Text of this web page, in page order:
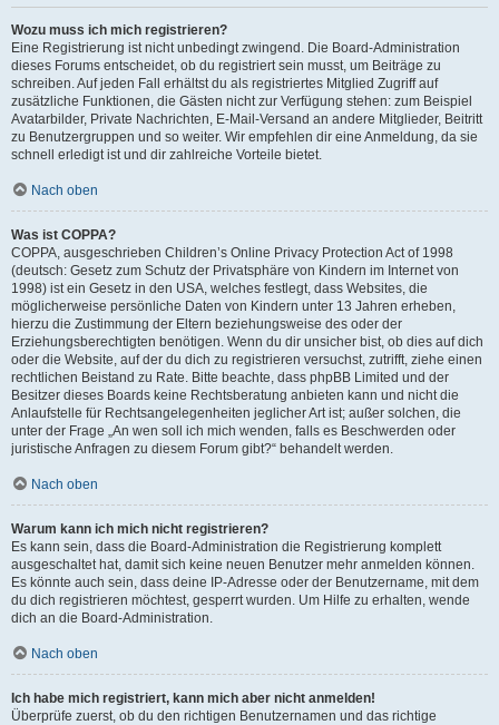
Wozu muss ich mich registrieren?
Eine Registrierung ist nicht unbedingt zwingend. Die Board-Administration
dieses Forums entscheidet, ob du registriert sein musst, um Beiträge zu
schreiben. Auf jeden Fall erhältst du als registriertes Mitglied Zugriff auf
zusätzliche Funktionen, die Gästen nicht zur Verfügung stehen: zum Beispiel
Avatarbilder, Private Nachrichten, E-Mail-Versand an andere Mitglieder, Beitritt
zu Benutzergruppen und so weiter. Wir empfehlen dir eine Anmeldung, da sie
schnell erledigt ist und dir zahlreiche Vorteile bietet.
Nach oben
Was ist COPPA?
COPPA, ausgeschrieben Children’s Online Privacy Protection Act of 1998
(deutsch: Gesetz zum Schutz der Privatsphäre von Kindern im Internet von
1998) ist ein Gesetz in den USA, welches festlegt, dass Websites, die
möglicherweise persönliche Daten von Kindern unter 13 Jahren erheben,
hierzu die Zustimmung der Eltern beziehungsweise des oder der
Erziehungsberechtigten benötigen. Wenn du dir unsicher bist, ob dies auf dich
oder die Website, auf der du dich zu registrieren versuchst, zutrifft, ziehe einen
rechtlichen Beistand zu Rate. Bitte beachte, dass phpBB Limited und der
Besitzer dieses Boards keine Rechtsberatung anbieten kann und nicht die
Anlaufstelle für Rechtsangelegenheiten jeglicher Art ist; außer solchen, die
unter der Frage „An wen soll ich mich wenden, falls es Beschwerden oder
juristische Anfragen zu diesem Forum gibt?“ behandelt werden.
Nach oben
Warum kann ich mich nicht registrieren?
Es kann sein, dass die Board-Administration die Registrierung komplett
ausgeschaltet hat, damit sich keine neuen Benutzer mehr anmelden können.
Es könnte auch sein, dass deine IP-Adresse oder der Benutzername, mit dem
du dich registrieren möchtest, gesperrt wurden. Um Hilfe zu erhalten, wende
dich an die Board-Administration.
Nach oben
Ich habe mich registriert, kann mich aber nicht anmelden!
Überprüfe zuerst, ob du den richtigen Benutzernamen und das richtige